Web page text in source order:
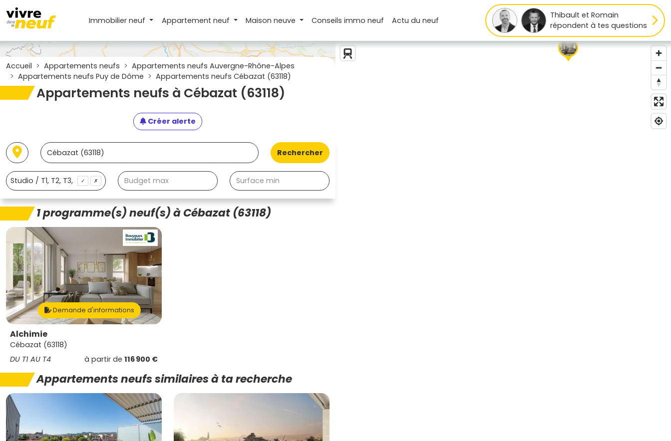
Immobilier neuf Appartement neuf Maison neuve Conseilsimmo neuf Actudu neuf
Thibault et Romain
répondent à tes questions
Accueil Appartements neufs
Appartements neufs Auvergne-Rhône-Alpes
Appartements neufs Puy de Dôme
Appartements neufs Cébazat (63118)
Appartements neufs à Cébazat (63118)
Créer alerte
Rechercher
✓ ✗
1 programme(s) neuf(s) à Cébazat (63118)
Demande d'informations
Alchimie
Cébazat (63118)
DU T1 AU T4
à partir de 116 900 €
Appartements neufs similaires à ta recherche